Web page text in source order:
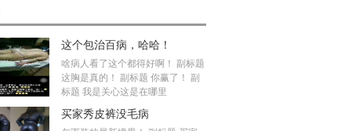
这个包治百病，哈哈！
啥病人看了这个都得好啊！ 副标题
这胸是真的！ 副标题 你赢了！ 副
标题 我是关心这是在哪里
买家秀皮裤没毛病